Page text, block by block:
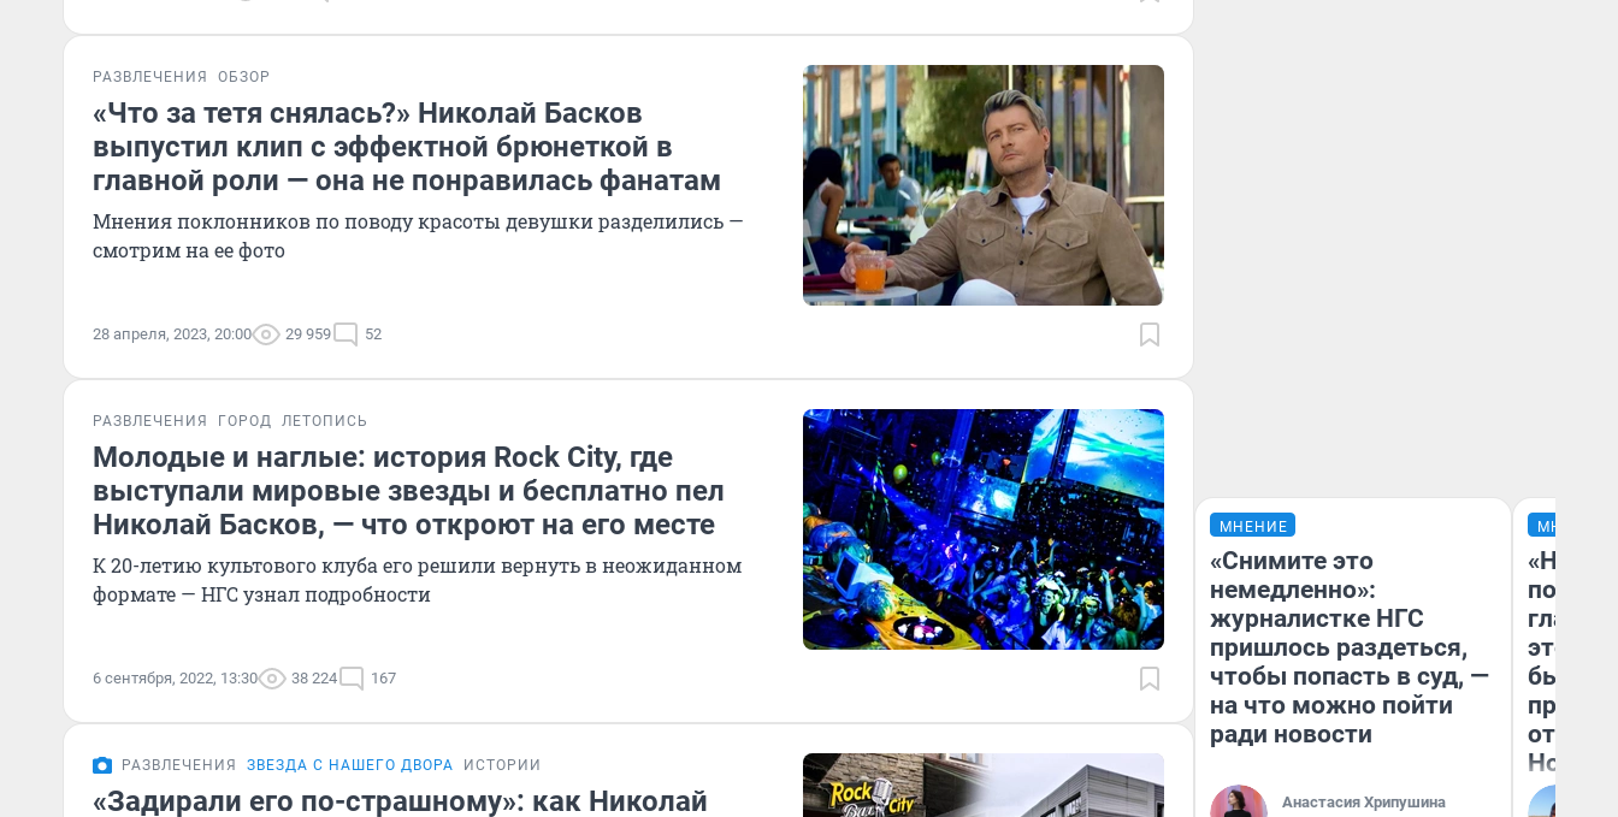
РАЗВЛЕЧЕНИЯ ОБЗОР
«Что за тетя снялась?» Николай Басков
выпустил клип с эффектной брюнеткой в
главной роли — она не понравилась фанатам
Мнения поклонников по поводу красоты девушки разделились —
смотрим на ее фото
28 апреля, 2023, 20:00 29 959 52
РАЗВЛЕЧЕНИЯ ГОРОД ЛЕТОПИСЬ
Молодые и наглые: история Rock City, где
выступали мировые звезды и бесплатно пел
Николай Басков, — что откроют на его месте
К 20-летию культового клуба его решили вернуть в неожиданном
формате — НГС узнал подробности
6 сентября, 2022, 13:30 38 224 167
РАЗВЛЕЧЕНИЯ ЗВЕЗДА С НАШЕГО ДВОРА ИСТОРИИ
«Задирали его по-страшному»: как Николай
МНЕНИЕ
«Снимите это
немедленно»:
журналистке НГС
пришлось раздеться,
чтобы попасть в суд, —
на что можно пойти
ради новости
Анастасия Хрипушина
МНЕНИЕ
этого
бьет
отзыв
Нолана